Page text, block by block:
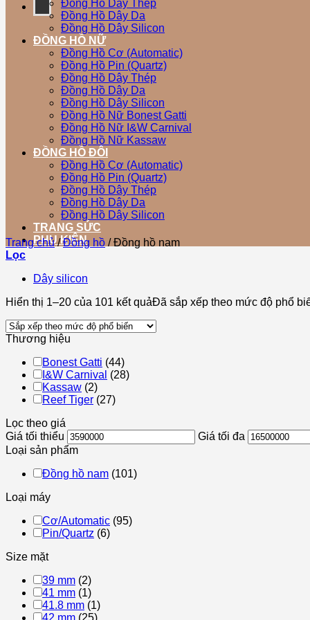
Đồng Hồ Dây Thép
Đồng Hồ Dây Da
Đồng Hồ Dây Silicon
ĐỒNG HỒ NỮ
Đồng Hồ Cơ (Automatic)
Đồng Hồ Pin (Quartz)
Đồng Hồ Dây Thép
Đồng Hồ Dây Da
Đồng Hồ Dây Silicon
Đồng Hồ Nữ Bonest Gatti
Đồng Hồ Nữ I&W Carnival
Đồng Hồ Nữ Kassaw
ĐỒNG HỒ ĐÔI
Đồng Hồ Cơ (Automatic)
Đồng Hồ Pin (Quartz)
Đồng Hồ Dây Thép
Đồng Hồ Dây Da
Đồng Hồ Dây Silicon
TRANG SỨC
PHỤ KIỆN
Trang chủ / Đồng hồ /Đồng hồ nam
Lọc
Dây silicon
Hiển thị 1–20 của 101 kết quảĐã sắp xếp theo mức độ phổ
Thương hiệu
Bonest Gatti (44)
I&W Carnival (28)
Kassaw (2)
Reef Tiger (27)
Lọc theo giá
Giá tối thiểu
Giá tối đa
Loại sản phẩm
Đồng hồ nam (101)
Loại máy
Cơ/Automatic (95)
Pin/Quartz (6)
Size mặt
39 mm (2)
41 mm (1)
41.8 mm (1)